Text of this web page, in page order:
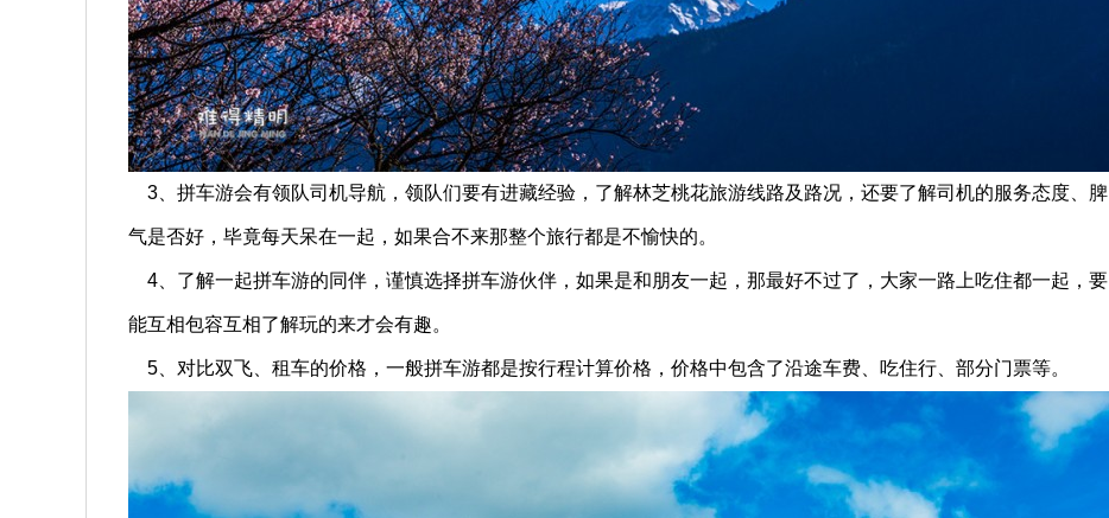
3、拼车游会有领队司机导航，领队们要有进藏经验，了解林芝桃花旅游线路及路况，还要了解司机的服务态度、脾
气是否好，毕竟每天呆在一起，如果合不来那整个旅行都是不愉快的。
4、了解一起拼车游的同伴，谨慎选择拼车游伙伴，如果是和朋友一起，那最好不过了，大家一路上吃住都一起，要
能互相包容互相了解玩的来才会有趣。
5、对比双飞、租车的价格，一般拼车游都是按行程计算价格，价格中包含了沿途车费、吃住行、部分门票等。